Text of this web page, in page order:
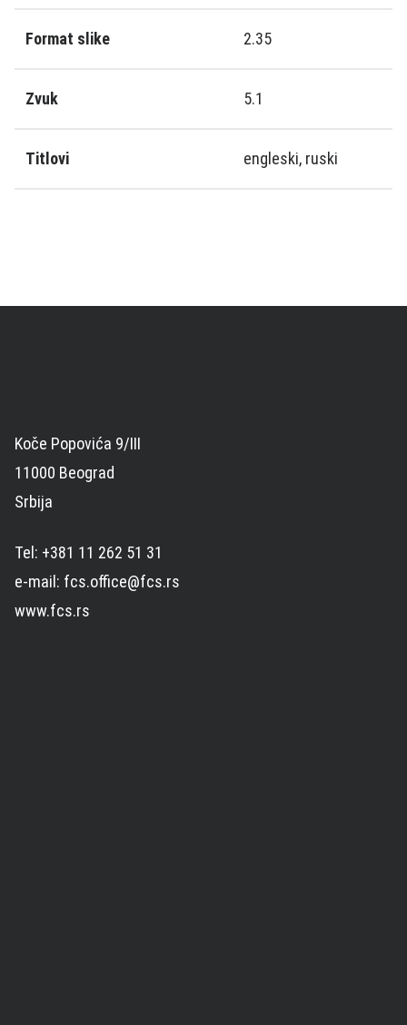
Format slike 2.35
Zvuk 5.1
Titlovi engleski, ruski
Koče Popovića 9/III
11000 Beograd
Srbija
Tel: +381 11 262 51 31
e-mail: fcs.office@fcs.rs
www.fcs.rs